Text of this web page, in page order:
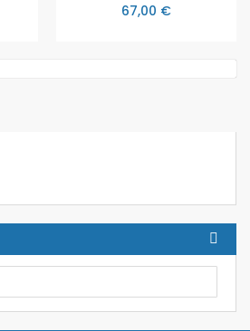
67,00 €